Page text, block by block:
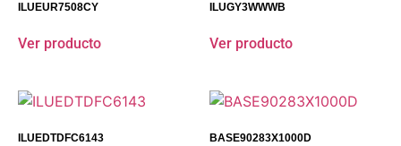
ILUEUR7508CY
Ver producto
ILUGY3WWWB
Ver producto
ILUEDTDFC6143 BASE90283X1000D